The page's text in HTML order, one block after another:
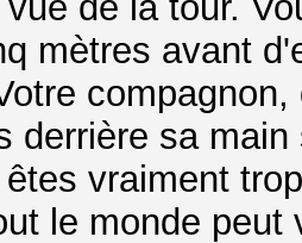
mètres avant
derrière sa
vraiment
le monde